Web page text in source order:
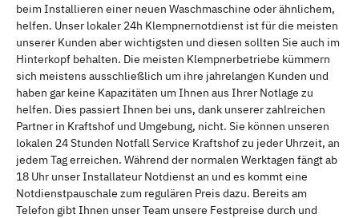
beim Installieren einer neuen Waschmaschine oder ähnlichem,
helfen. Unser lokaler 24h Klempnernotdienst ist für die meisten
unserer Kunden aber wichtigsten und diesen sollten Sie auch im
Hinterkopf behalten. Die meisten Klempnerbetriebe kümmern
sich meistens ausschließlich um ihre jahrelangen Kunden und
haben gar keine Kapazitäten um Ihnen aus Ihrer Notlage zu
helfen. Dies passiert Ihnen bei uns, dank unserer zahlreichen
Partner in Kraftshof und Umgebung, nicht. Sie können unseren
lokalen 24 Stunden Notfall Service Kraftshof zu jeder Uhrzeit, an
jedem Tag erreichen. Während der normalen Werktagen fängt ab
18 Uhr unser Installateur Notdienst an und es kommt eine
Notdienstpauschale zum regulären Preis dazu. Bereits am
Telefon gibt Ihnen unser Team unsere Festpreise durch und